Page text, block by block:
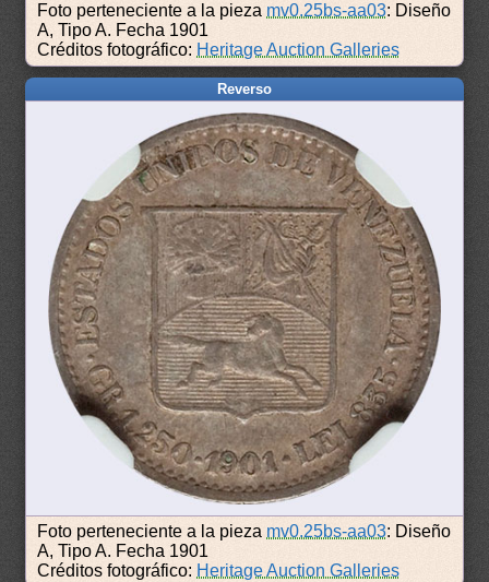
Foto perteneciente a la pieza mv0.25bs-aa03: Diseño
A, Tipo A. Fecha 1901
Créditos fotográfico: Heritage Auction Galleries
Reverso
Foto perteneciente a la pieza mv0.25bs-aa03: Diseño
A, Tipo A. Fecha 1901
Créditos fotográfico: Heritage Auction Galleries